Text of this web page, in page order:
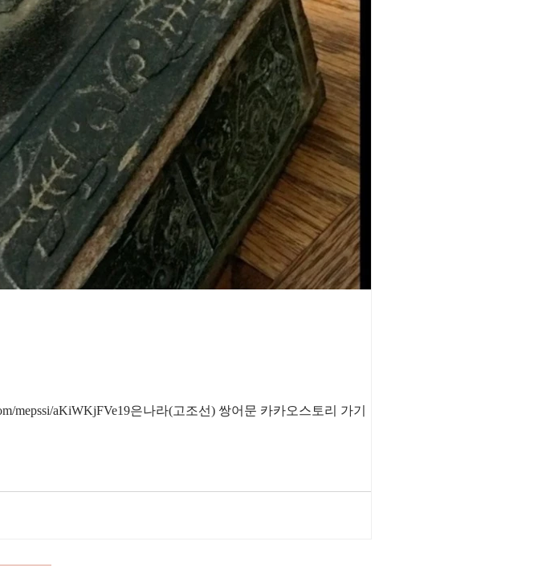
은나라(고조선) 쌍어문 카카오스토리 가기